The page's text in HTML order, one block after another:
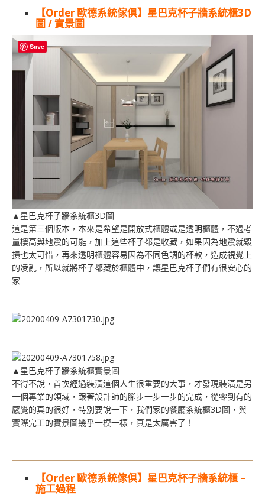
【Order 歐德系統傢俱】星巴克杯子牆系統櫃3D
圖 / 實景圖
▲星巴克杯子牆系統櫃3D圖
這是第三個版本，本來是希望是開放式櫃體或是透明櫃體，不過考
量樓高與地震的可能，加上這些杯子都是收藏，如果因為地震就毀
損也太可惜，再來透明櫃體容易因為不同色調的杯款，造成視覺上
的凌亂，所以就將杯子都藏於櫃體中，讓星巴克杯子們有很安心的
家
▲星巴克杯子牆系統櫃實景圖
不得不說，首次經過裝潢這個人生很重要的大事，才發現裝潢是另
一個專業的領域，跟著設計師的腳步一步一步的完成，從零到有的
感覺的真的很好，特別要說一下，我們家的餐廳系統櫃3D圖，與
實際完工的實景圖幾乎一模一樣，真是太厲害了！
【Order 歐德系統傢俱】星巴克杯子牆系統櫃 –
施工過程
Save